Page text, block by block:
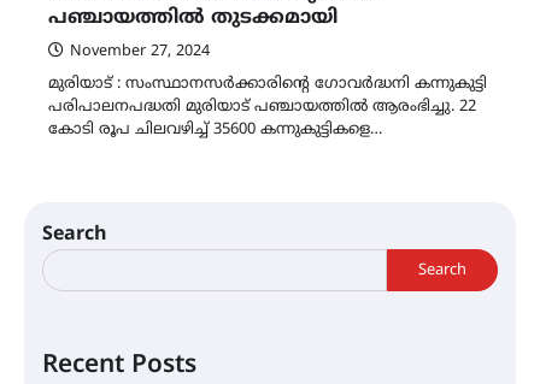
പഞ്ചായത്തില്‍ തുടക്കമായി
November 27, 2024
മുരിയാട് : സംസ്ഥാനസര്‍ക്കാരിന്റെ ഗോവര്‍ദ്ധനി കന്നുകുട്ടി
പരിപാലനപദ്ധതി മുരിയാട് പഞ്ചായത്തില്‍ ആരംഭിച്ചു. 22
കോടി രൂപ ചിലവഴിച്ച് 35600 കന്നുകുട്ടികളെ…
Search
Search
Recent Posts